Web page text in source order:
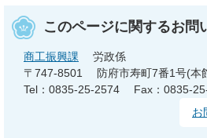
このページに関するお問
商工振興課
労政係
〒747-8501
防府市寿町7番1号(本
Tel：0835-25-2574
Fax：0835-
お